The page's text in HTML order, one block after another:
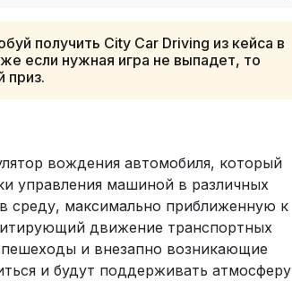
получить City Car Driving из кейса в
если нужная игра не выпадет, то
приз.
вождения автомобиля, который
управления машиной в различных
среду, максимально приближенную к
движение транспортных
и внезапно возникающие
и будут поддерживать атмосферу